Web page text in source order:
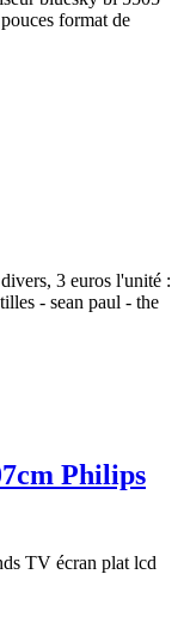
format de
3 euros l'unité :
- sean paul - the
Philips
TV écran plat lcd